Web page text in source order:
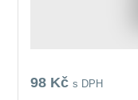
98 Kčs DPH